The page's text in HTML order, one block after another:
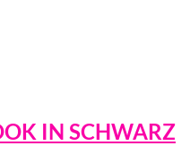
IN SCHWARZ